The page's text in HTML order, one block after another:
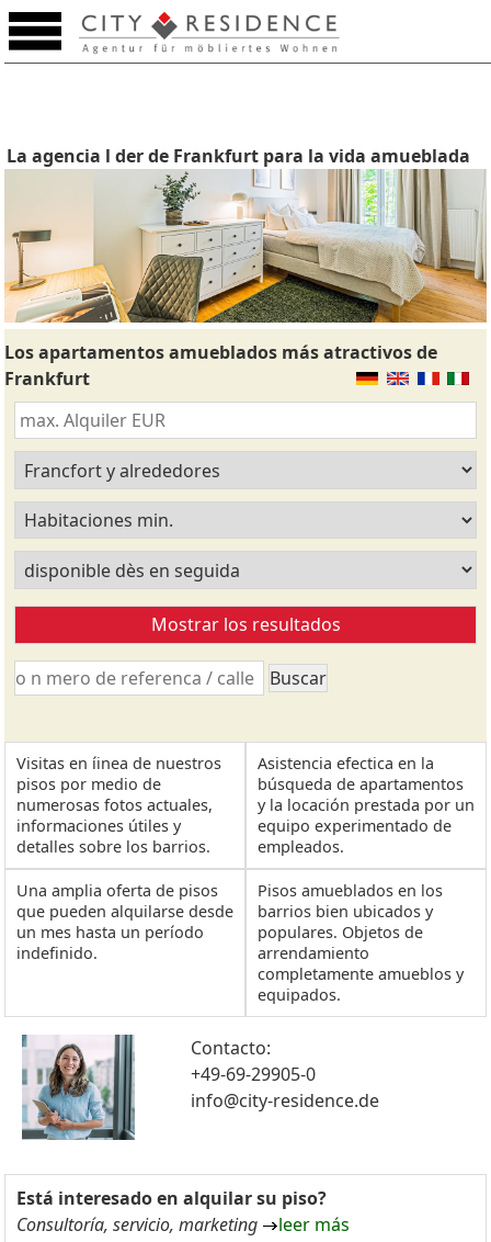
La agencia l der de Frankfurt para la vida amueblada
Los apartamentos amueblados más atractivos de
Frankfurt
Visitas en íinea de nuestros
pisos por medio de
numerosas fotos actuales,
informaciones útiles y
detalles sobre los barrios.
Asistencia efectica en la
búsqueda de apartamentos
y la locación prestada por un
equipo experimentado de
empleados.
Una amplia oferta de pisos
que pueden alquilarse desde
un mes hasta un período
indefinido.
Pisos amueblados en los
barrios bien ubicados y
populares. Objetos de
arrendamiento
completamente amueblos y
equipados.
Contacto:
+49-69-29905-0
info@city-residence.de
Está interesado en alquilar su piso?
Consultoría, servicio, marketing
leer más